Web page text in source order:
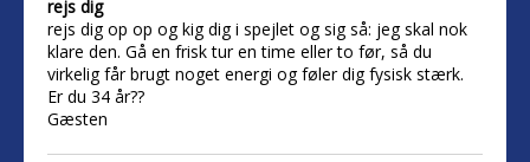
rejs dig
rejs dig op op og kig dig i spejlet og sig så: jeg skal nok
klare den. Gå en frisk tur en time eller to før, så du
virkelig får brugt noget energi og føler dig fysisk stærk.
Er du 34 år??
Gæsten